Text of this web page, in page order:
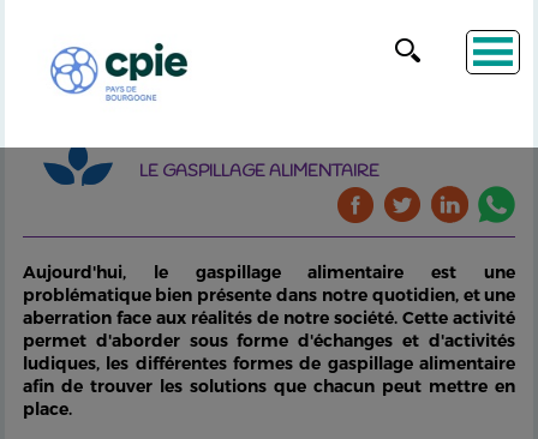
LE GASPILLAGE ALIMENTAIRE
Aujourd'hui, le gaspillage alimentaire est une
problématique bien présente dans notre quotidien, et une
aberration face aux réalités de notre société. Cette activité
permet d'aborder sous forme d'échanges et d'activités
ludiques, les différentes formes de gaspillage alimentaire
afin de trouver les solutions que chacun peut mettre en
place.